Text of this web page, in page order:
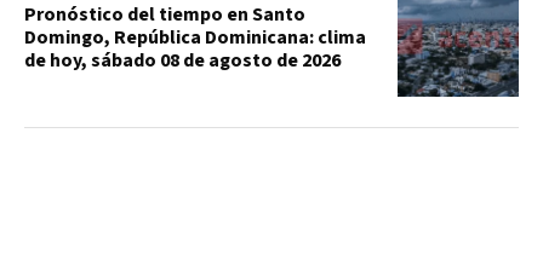
Pronóstico del tiempo en Santo
Domingo, República Dominicana: clima
de hoy, sábado 08 de agosto de 2026